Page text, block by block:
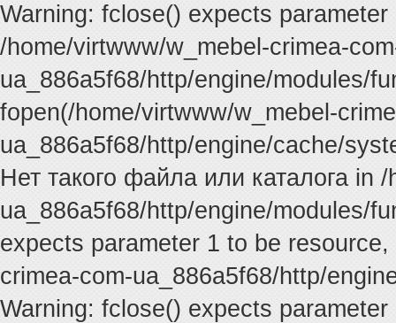
Warning: fclose() expects
/home/virtwww/w_mebel-crimea-
ua_886a5f68/http/engine/modules/
fopen(/home/virtwww/w_mebel-
ua_886a5f68/http/engine/cache/
Нет такого файла или каталога in
ua_886a5f68/http/engine/modules/
expects parameter 1 to be
crimea-com-ua_886a5f68/http/
Warning: fclose() expects